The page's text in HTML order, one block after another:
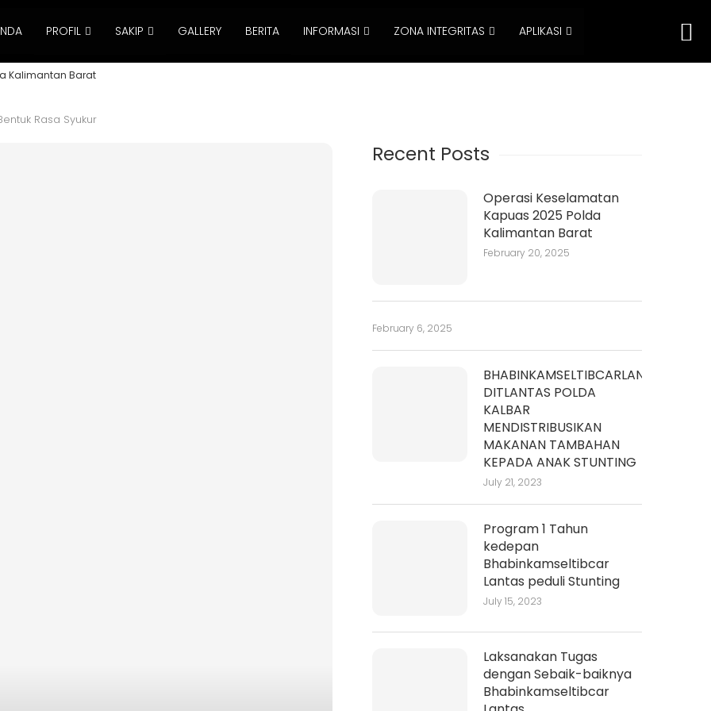
PROFIL SAKIP GALLERY BERITA INFORMASI ZONA INTEGRITAS APLIKASI
Kalimantan Barat
Rasa Syukur
Recent Posts
Operasi Keselamatan
Kapuas 2025 Polda
Kalimantan Barat
February 20, 2025
February 6, 2025
BHABINKAMSELTIBCARLANTAS
DITLANTAS POLDA
KALBAR
MENDISTRIBUSIKAN
MAKANAN TAMBAHAN
KEPADA ANAK STUNTING
July 21, 2023
Program 1 Tahun
kedepan
Bhabinkamseltibcar
Lantas peduli Stunting
July 15, 2023
Laksanakan Tugas
dengan Sebaik-baiknya
Bhabinkamseltibcar